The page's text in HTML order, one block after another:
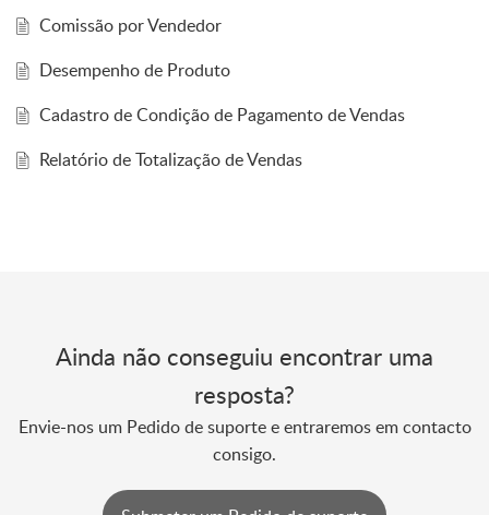
Comissão por Vendedor
Desempenho de Produto
Cadastro de Condição de Pagamento de Vendas
Relatório de Totalização de Vendas
Ainda não conseguiu encontrar uma
resposta?
Envie-nos um Pedido de suporte e entraremos em contacto
consigo.